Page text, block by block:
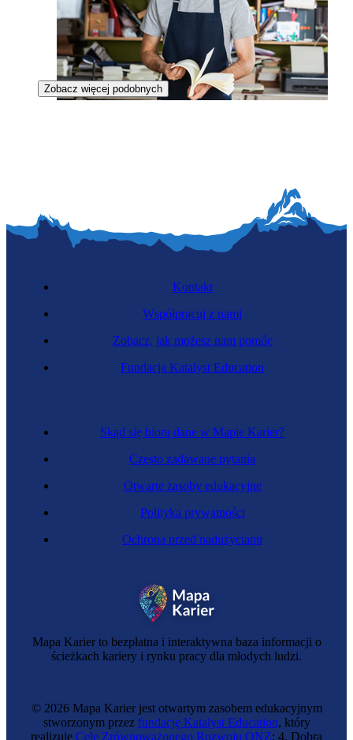
Zobacz więcej podobnych
Mapa Karier to bezpłatna i interaktywna baza informacji o
ścieżkach kariery i rynku pracy dla młodych ludzi.
Skąd się biorą dane w Mapie Karier?
Często zadawane pytania
Otwarte zasoby edukacyjne
Polityka prywatności
Ochrona przed nadużyciami
Kontakt
Współpracuj z nami
Zobacz, jak możesz nam pomóc
Fundacja Katalyst Education
© 2026 Mapa Karier jest otwartym zasobem edukacyjnym
stworzonym przez fundację Katalyst Education, który
realizuje Cele Zrównoważonego Rozwoju ONZ: 4. Dobra